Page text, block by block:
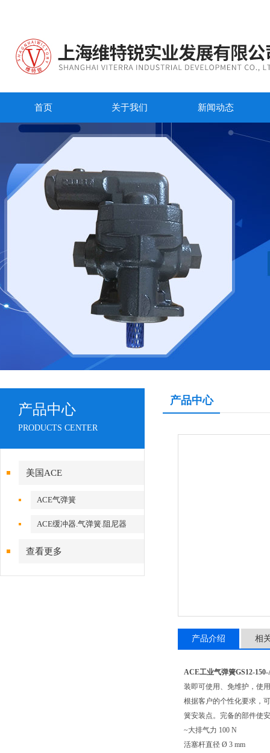
首页 关于我们 新闻动态
产品中心
PRODUCTS CENTER
美国ACE
ACE气弹簧
ACE缓冲器.气弹簧.阻尼器
查看更多
产品中心
产品介绍 相
ACE工业气弹簧GS12-
装即可使用、免维护，使
根据客户的个性化要求，
簧安装点。完备的部件使
~大排气力 100 N
活塞杆直径 Ø 3 mm